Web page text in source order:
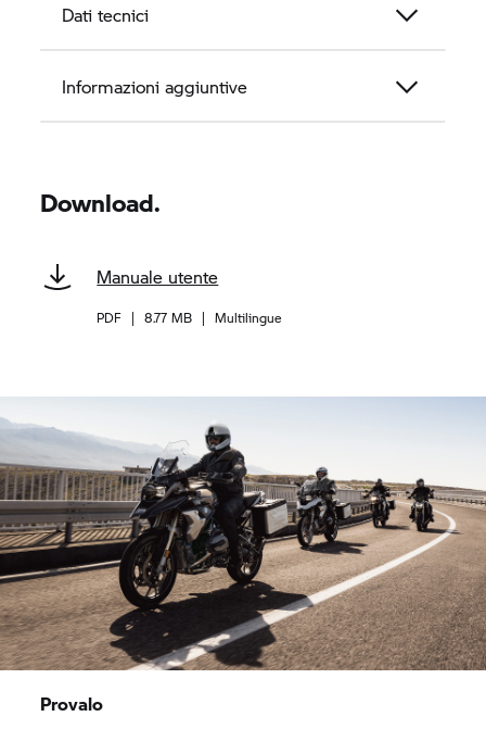
Dati tecnici
Informazioni aggiuntive
Download.
Manuale utente
PDF | 8.77 MB | Multilingue
Provalo